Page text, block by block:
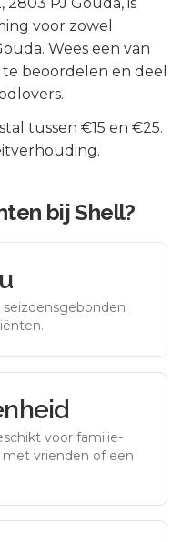
voor zowel
. Wees een van
beoordelen en deel
tussen €15 en €25.
bijShell?
voor familie-
vrienden of een